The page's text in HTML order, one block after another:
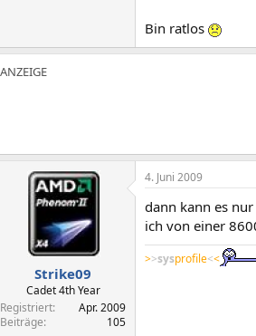
Bin ratlos
Strike09
Cadet 4th Year
Registriert
Apr. 2009
Beiträge
105
4. Juni 2009
dann kann es
ich von einer
>>sysprofile<<